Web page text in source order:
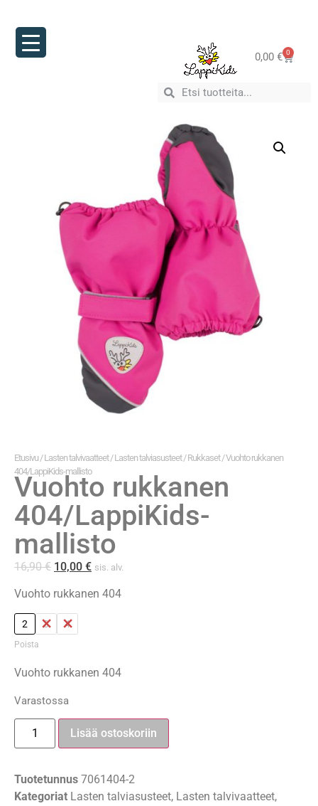
0,00 € 0
Etusivu /Lasten talvivaatteet/Lasten talviasusteet/Rukkaset/ Vuohto rukkanen
404/LappiKids-mallisto
Vuohto rukkanen
404/LappiKids-
mallisto
16,90€ 10,00 € sis. alv.
Vuohto rukkanen 404
2 3 4
Poista
Vuohto rukkanen 404
Varastossa
Lisää ostoskoriin
Tuotetunnus 7061404-2
Kategoriat Lasten talviasusteet, Lasten talvivaatteet,